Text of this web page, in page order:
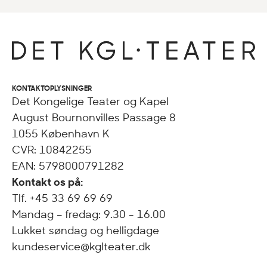
KONTAKTOPLYSNINGER
Det Kongelige Teater og Kapel
August Bournonvilles Passage 8
1055 København K
CVR: 10842255
EAN: 5798000791282
Kontakt os på:
Tlf. +45 33 69 69 69
Mandag – fredag: 9.30 - 16.00
Lukket søndag og helligdage
kundeservice@kglteater.dk